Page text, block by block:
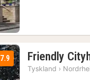
7.9 Friendly
Tyskland ›